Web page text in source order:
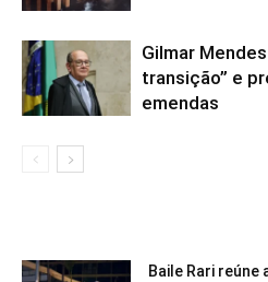
Gilmar
transição” e
emendas
Baile Rari reúne